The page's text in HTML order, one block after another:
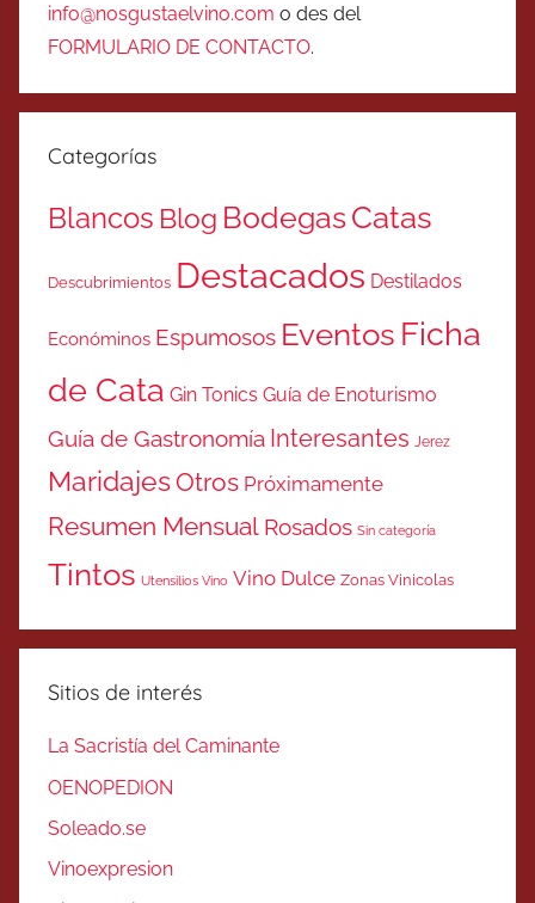
info@nosgustaelvino.com o des del
FORMULARIO DE CONTACTO.
Categorías
Blancos Blog BodegasCatas
Descubrimientos Destacados Destilados
Económinos Espumosos Eventos Ficha
de Cata Gin Tonics Guía de Enoturismo
Guía de Gastronomía Interesantes Jerez
MaridajesOtros Próximamente
Resumen Mensual Rosados Sin categoría
Tintos Utensilios Vino Vino Dulce Zonas Vinicolas
Sitios de interés
La Sacristía del Caminante
OENOPEDION
Soleado.se
Vinoexpresion